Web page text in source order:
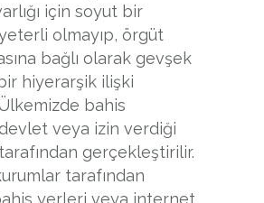
için soyut bir
olmayıp, örgüt
bağlı olarak gevşek
hiyerarşik ilişki
Ülkemizde bahis
veya izin verdiği
gerçekleştirilir.
tarafından
yerleri veya internet